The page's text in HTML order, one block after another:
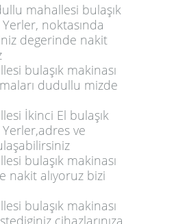
mahallesi bulaşık
noktasında
degerinde nakit
bulaşık makinası
dudullu mizde
İkinci El bulaşık
ve
bulaşık makinası
nakit alıyoruz bizi
bulaşık makinası
cihazlarınıza